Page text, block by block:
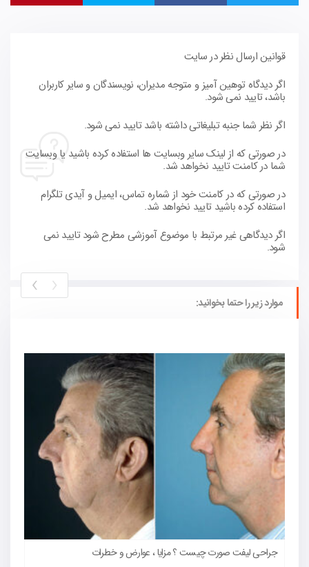
موارد زیر را حتما بخوانید:
جراحی لیفت صورت چیست ؟ مزایا ، عوارض و خطرات
‹
›
قوانین ارسال نظر در سایت
اگر دیدگاه توهین آمیز و متوجه مدیران، نویسندگان و سایر کاربران
باشد، تایید نمی شود.
اگر نظر شما جنبه تبلیغاتی داشته باشد تایید نمی شود.
در صورتی که از لینک سایر وبسایت ها استفاده کرده باشید یا وبسایت
شما در کامنت تایید نخواهد شد.
در صورتی که در کامنت خود از شماره تماس، ایمیل و آیدی تلگرام
استفاده کرده باشید تایید نخواهد شد.
اگر دیدگاهی غیر مرتبط با موضوع آموزشی مطرح شود تایید نمی
شود.